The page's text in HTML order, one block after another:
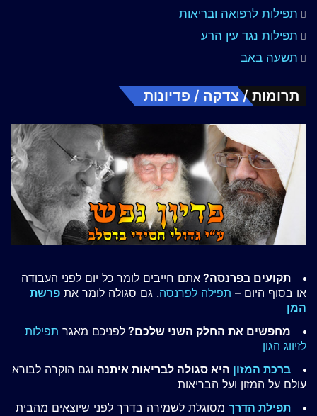
תפילות לרפואה ובריאות
תפילות נגד עין הרע
תשעה באב
תרומות / צדקה / פדיונות
תקועים בפרנסה? אתם חייבים לומר כל יום לפני העבודה
או בסוף היום – תפילה לפרנסה. גם סגולה לומר את פרשת
המן
מחפשים את החלק השני שלכם? לפניכם מאגר תפילות
לזיווג הגון
ברכת המזון היא סגולה לבריאות איתנה וגם הוקרה לבורא
עולם על המזון ועל הבריאות
תפילת הדרך מסוגלת לשמירה בדרך לפני שיוצאים מהבית